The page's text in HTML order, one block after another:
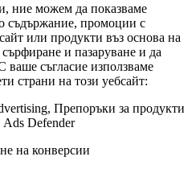
ние можем да показваме
съдържание, промоции с
или продукти въз основа на
и пазаруване и да
ваше съгласие използваме
страни на този уебсайт:
Препоръки за продукти
Ads Defender
на конверсии